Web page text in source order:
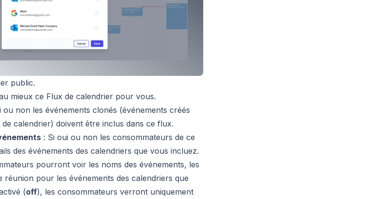
public.
mieux ce Flux de calendrier pour vous.
ou non les événements clonés (événements créés
calendrier) doivent être inclus dans ce flux.
: Si oui ou non les consommateurs de ce
des événements des calendriers que vous incluez.
pourront voir les noms des événements, les
réunion pour les événements des calendriers que
(off), les consommateurs verront uniquement